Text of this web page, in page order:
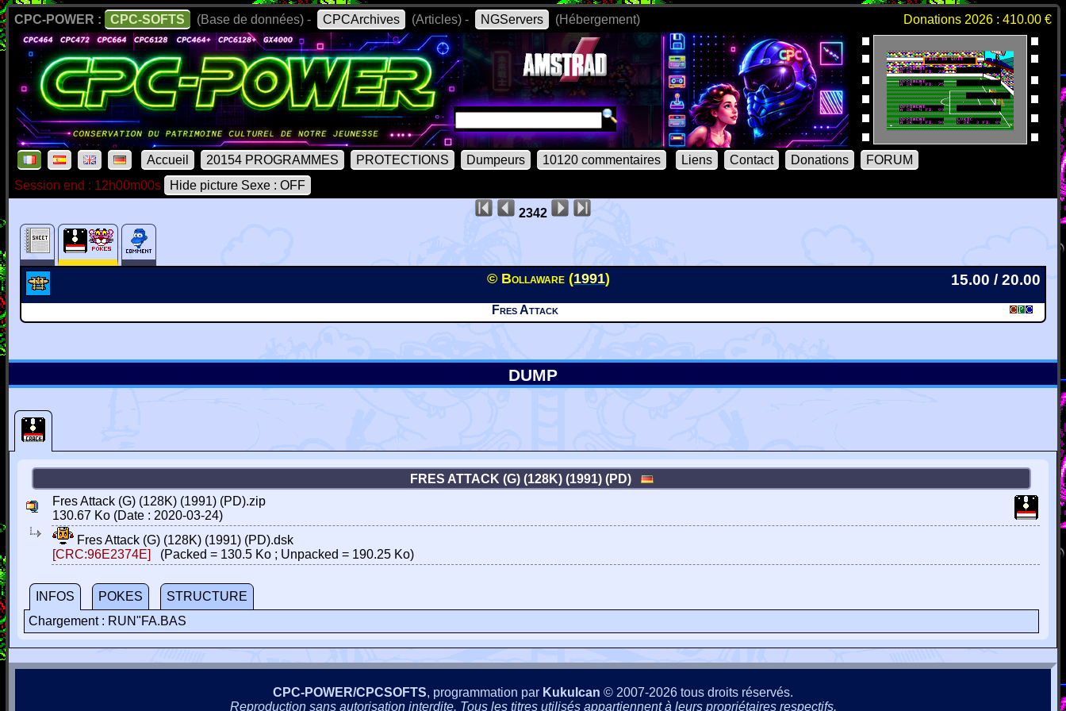
CPC-POWER : CPC-SOFTS (Base de données) - CPCArchives (Articles) - NGServers (Hébergement) Donations 2026 : 410.00 €
Accueil 20154 PROGRAMMES PROTECTIONS Dumpeurs 10120 commentaires Liens Contact Donations
FORUM
Session end : 12h00m00s
Hide picture Sexe : OFF
2342
© Bollaware (1991) 15.00 / 20.00
Fres Attack
DUMP
FRES ATTACK (G) (128K) (1991) (PD)
Fres Attack (G) (128K) (1991) (PD).zip
130.67 Ko (Date : 2020-03-24)
Fres Attack (G) (128K) (1991) (PD).dsk
[CRC:96E2374E]
(Packed = 130.5 Ko ; Unpacked = 190.25 Ko)
INFOS POKES
STRUCTURE
Chargement : RUN"FA.BAS
CPC-POWER/CPCSOFTS, programmation par Kukulcan © 2007-2026 tous droits réservés.
Reproduction sans autorisation interdite. Tous les titres utilisés appartiennent à leurs propriétaires respectifs.